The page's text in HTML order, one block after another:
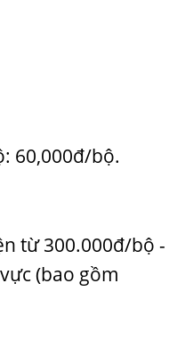
60,000đ/bộ.
từ 300.000đ/bộ -
(bao gồm